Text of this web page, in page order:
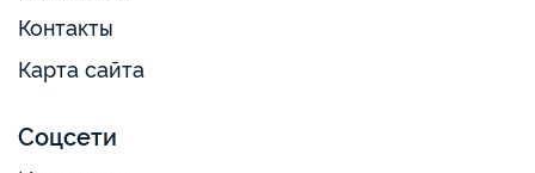
Контакты
Карта сайта
Соцсети